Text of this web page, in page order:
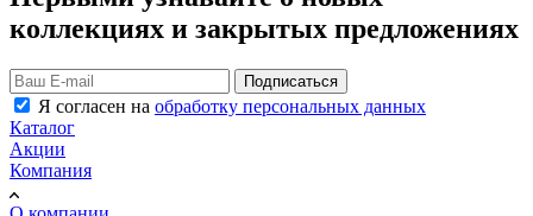
коллекциях и закрытых предложениях
Подписаться
Я согласен на обработку персональных данных
Каталог
Акции
Компания